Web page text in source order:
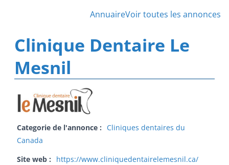
AnnuaireVoir toutes les annonces
Clinique Dentaire Le
Mesnil
Categorie de l'annonce :
Cliniques dentaires du
Canada
Site web :
https://www.cliniquedentairelemesnil.ca/